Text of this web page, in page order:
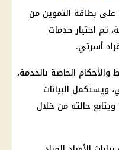
بطاقة التموين من
ثم اختيار خدمات
أسرتي.
الخاصة بالخدمة،
البيانات
حالته من خلال